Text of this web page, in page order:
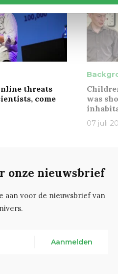
threats
come
was
07 juli
onze nieuwsbrief
aan voor de nieuwsbrief van
Aanmelden